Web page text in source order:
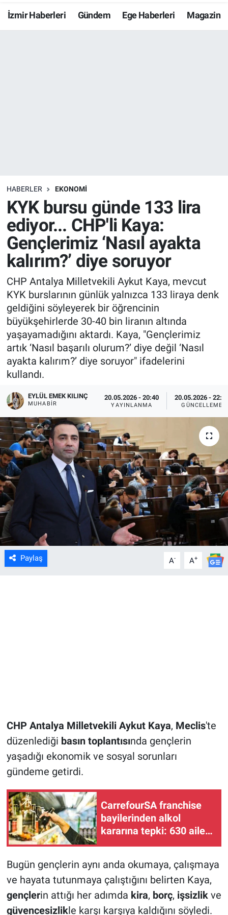
İzmir Haberleri Gündem Ege Haberleri Magazin
HABERLER EKONOMİ
KYK bursu günde 133 lira
ediyor... CHP'li Kaya:
Gençlerimiz ‘Nasıl ayakta
kalırım?’ diye soruyor
CHP Antalya Milletvekili Aykut Kaya, mevcut
KYK burslarının günlük yalnızca 133 liraya denk
geldiğini söyleyerek bir öğrencinin
büyükşehirlerde 30-40 bin liranın altında
yaşayamadığını aktardı. Kaya, "Gençlerimiz
artık ‘Nasıl başarılı olurum?’ diye değil ‘Nasıl
ayakta kalırım?’ diye soruyor" ifadelerini
kullandı.
EYLÜL EMEK KILINÇ
MUHABIR
20.05.2026 - 20:40
YAYINLANMA
20.05.2026 -
GÜNCELLEME
Paylaş A- A+
CHP Antalya Milletvekili Aykut Kaya, Meclis'te
düzenlediği basın toplantısında gençlerin
yaşadığı ekonomik ve sosyal sorunları
gündeme getirdi.
CarrefourSA franchise
bayilerinden alkol
kararına tepki: 630 aileyi
Bugün gençlerin aynı anda okumaya, çalışmaya
ve hayata tutunmaya çalıştığını belirten Kaya,
gençlerin attığı her adımda kira, borç, işsizlikve
güvencesizlikle karşı karşıya kaldığını söyledi.
Resmi İlanlar